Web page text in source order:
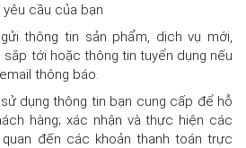
cầu của bạn
thông tin sản phẩm, dịch vụ mới,
tới hoặc thông tin tuyển dụng nếu
thông báo.
dụng thông tin bạn cung cấp để hỗ
hàng; xác nhận và thực hiện các
đến các khoản thanh toán trực